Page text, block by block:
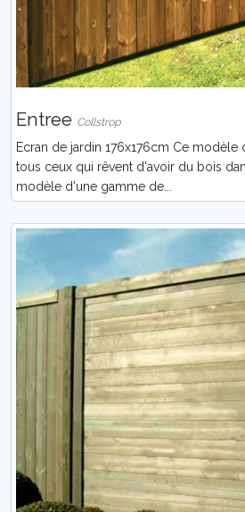
Entree Collstrop
Ecran de jardin 176x176cm Ce modèle
tous ceux qui rêvent d'avoir du bois
modèle d'une gamme de...